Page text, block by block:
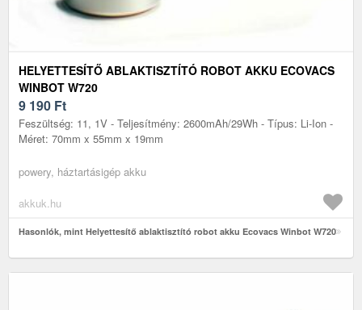
HELYETTESÍTŐ ABLAKTISZTÍTÓ ROBOT AKKU ECOVACS
WINBOT W720
9 190 Ft
Feszültség: 11, 1V - Teljesítmény: 2600mAh/29Wh - Típus: Li-Ion -
Méret: 70mm x 55mm x 19mm
powery, háztartásigép akku
akkuk.hu
Hasonlók, mint Helyettesítő ablaktisztító robot akku Ecovacs Winbot W720